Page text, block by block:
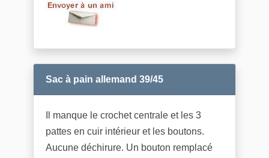
Sac à pain allemand 39/45
Il manque le crochet centrale et les 3
pattes en cuir intérieur et les boutons.
Aucune déchirure. Un bouton remplacé